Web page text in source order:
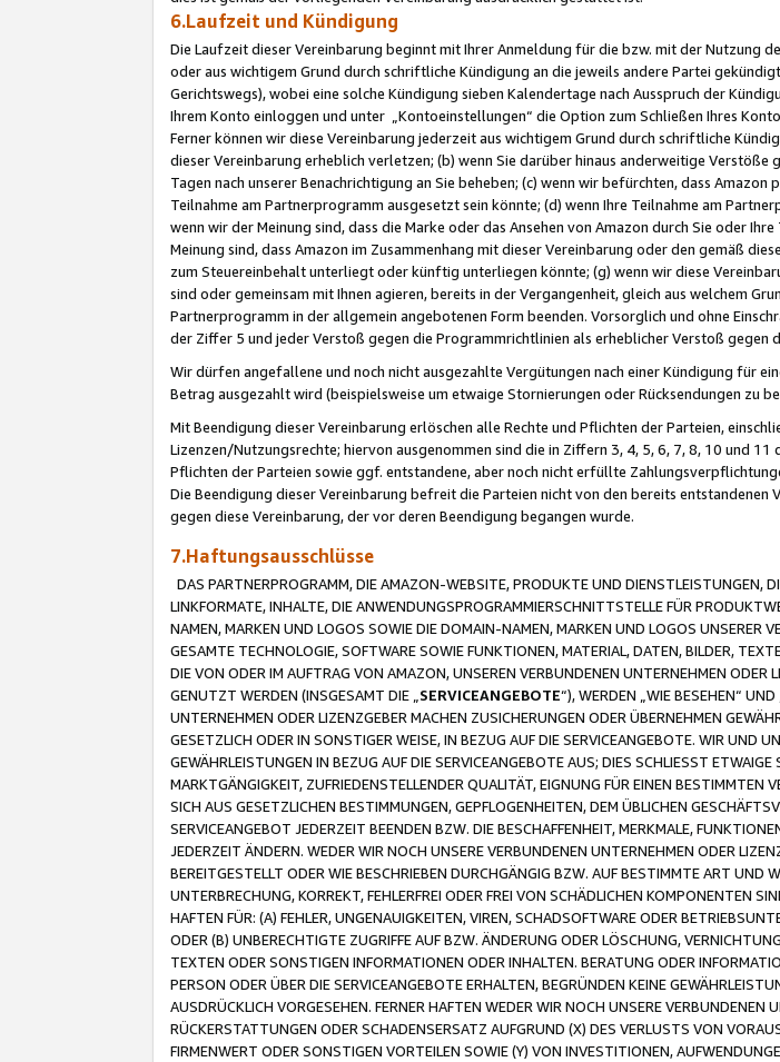
6.Laufzeit und Kündigung
Die Laufzeit dieser Vereinbarung beginnt mit Ihrer Anmeldung für die bzw. mit der Nutzung
oder aus wichtigem Grund durch schriftliche Kündigung an die jeweils andere Partei
Gerichtswegs), wobei eine solche Kündigung sieben Kalendertage nach Ausspruch der
Ihrem Konto einloggen und unter „Kontoeinstellungen“ die Option zum Schließen Ihres
Ferner können wir diese Vereinbarung jederzeit aus wichtigem Grund durch schriftliche
dieser Vereinbarung erheblich verletzen; (b) wenn Sie darüber hinaus anderweitige
Tagen nach unserer Benachrichtigung an Sie beheben; (c) wenn wir befürchten, dass
Teilnahme am Partnerprogramm ausgesetzt sein könnte; (d) wenn Ihre Teilnahme am
wenn wir der Meinung sind, dass die Marke oder das Ansehen von Amazon durch Sie oder
Meinung sind, dass Amazon im Zusammenhang mit dieser Vereinbarung oder den gemäß
zum Steuereinbehalt unterliegt oder künftig unterliegen könnte; (g) wenn wir diese
sind oder gemeinsam mit Ihnen agieren, bereits in der Vergangenheit, gleich aus welchem
Partnerprogramm in der allgemein angebotenen Form beenden. Vorsorglich und ohne
der Ziffer 5 und jeder Verstoß gegen die Programmrichtlinien als erheblicher Verstoß gegen
Wir dürfen angefallene und noch nicht ausgezahlte Vergütungen nach einer Kündigung für
Betrag ausgezahlt wird (beispielsweise um etwaige Stornierungen oder Rücksendungen zu
Mit Beendigung dieser Vereinbarung erlöschen alle Rechte und Pflichten der Parteien,
Lizenzen/Nutzungsrechte; hiervon ausgenommen sind die in Ziffern 3, 4, 5, 6, 7, 8, 10 und
Pflichten der Parteien sowie ggf. entstandene, aber noch nicht erfüllte
Die Beendigung dieser Vereinbarung befreit die Parteien nicht von den bereits
gegen diese Vereinbarung, der vor deren Beendigung begangen wurde.
7.Haftungsausschlüsse
DAS PARTNERPROGRAMM, DIE AMAZON-WEBSITE, PRODUKTE UND DIENSTLEISTUNGEN,
LINKFORMATE, INHALTE, DIE ANWENDUNGSPROGRAMMIERSCHNITTSTELLE FÜR
NAMEN, MARKEN UND LOGOS SOWIE DIE DOMAIN-NAMEN, MARKEN UND LOGOS UNSERER
GESAMTE TECHNOLOGIE, SOFTWARE SOWIE FUNKTIONEN, MATERIAL, DATEN, BILDER,
DIE VON ODER IM AUFTRAG VON AMAZON, UNSEREN VERBUNDENEN UNTERNEHMEN ODER
GENUTZT WERDEN (INSGESAMT DIE „ SERVICEANGEBOTE“), WERDEN „WIE BESEHEN“
UNTERNEHMEN ODER LIZENZGEBER MACHEN ZUSICHERUNGEN ODER ÜBERNEHMEN
GESETZLICH ODER IN SONSTIGER WEISE, IN BEZUG AUF DIE SERVICEANGEBOTE. WIR UND
GEWÄHRLEISTUNGEN IN BEZUG AUF DIE SERVICEANGEBOTE AUS; DIES SCHLIESST
MARKTGÄNGIGKEIT, ZUFRIEDENSTELLENDER QUALITÄT, EIGNUNG FÜR EINEN
SICH AUS GESETZLICHEN BESTIMMUNGEN, GEPFLOGENHEITEN, DEM ÜBLICHEN
SERVICEANGEBOT JEDERZEIT BEENDEN BZW. DIE BESCHAFFENHEIT, MERKMALE,
JEDERZEIT ÄNDERN. WEDER WIR NOCH UNSERE VERBUNDENEN UNTERNEHMEN ODER
BEREITGESTELLT ODER WIE BESCHRIEBEN DURCHGÄNGIG BZW. AUF BESTIMMTE ART UND
UNTERBRECHUNG, KORREKT, FEHLERFREI ODER FREI VON SCHÄDLICHEN KOMPONENTEN
HAFTEN FÜR: (A) FEHLER, UNGENAUIGKEITEN, VIREN, SCHADSOFTWARE ODER
ODER (B) UNBERECHTIGTE ZUGRIFFE AUF BZW. ÄNDERUNG ODER LÖSCHUNG,
TEXTEN ODER SONSTIGEN INFORMATIONEN ODER INHALTEN. BERATUNG ODER
PERSON ODER ÜBER DIE SERVICEANGEBOTE ERHALTEN, BEGRÜNDEN KEINE
AUSDRÜCKLICH VORGESEHEN. FERNER HAFTEN WEDER WIR NOCH UNSERE
RÜCKERSTATTUNGEN ODER SCHADENSERSATZ AUFGRUND (X) DES VERLUSTS VON
FIRMENWERT ODER SONSTIGEN VORTEILEN SOWIE (Y) VON INVESTITIONEN,